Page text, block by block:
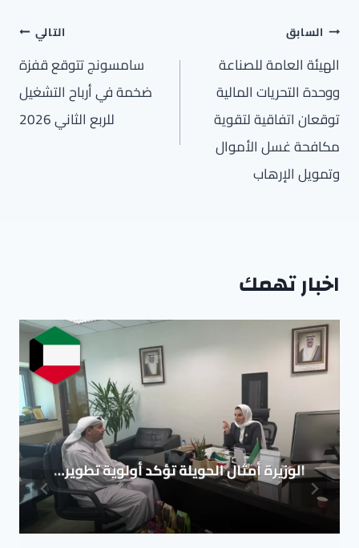
تصفّح
المقالات
السابق
الهيئة العامة للصناعة
ووحدة التحريات المالية
توقعان اتفاقية لتقوية
مكافحة غسل الأموال
وتمويل الإرهاب
التالي
سامسونج تتوقع قفزة
ضخمة في أرباح التشغيل
للربع الثاني 2026
اخبار تهمك